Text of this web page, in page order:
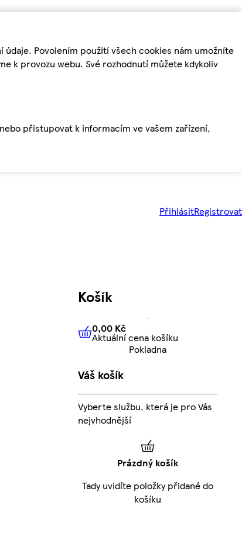
Povolením použití všech cookies nám umožníte
k provozu webu. Své rozhodnutí můžete kdykoliv
přistupovat k informacím ve vašem zařízení,
PřihlásitRegistrovat
Košík
0,00 KčAktuální cena košíku
0,00 Kč
Aktuální cena košíku
Pokladna
Váš košík
Vyberte službu, která je pro Vás
nejvhodnější
Prázdný košík
Tady uvidíte položky přidané do
košíku